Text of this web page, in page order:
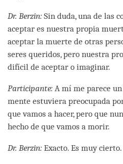
Dr. Berzin: Sin duda, una de las
aceptar es nuestra propia
aceptar la muerte de otras
seres queridos, pero nuestra
difícil de aceptar o imaginar.
Participante: A mí me parece
mente estuviera preocupada
que vamos a hacer, pero que
hecho de que vamos a morir.
Dr. Berzin: Exacto. Es muy cierto.